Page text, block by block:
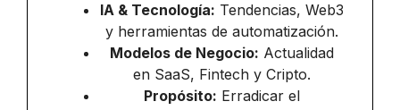
IA & Tecnología: Tendencias, Web3
y herramientas de automatización.
Modelos de Negocio: Actualidad
en SaaS, Fintech y Cripto.
Propósito: Erradicar el